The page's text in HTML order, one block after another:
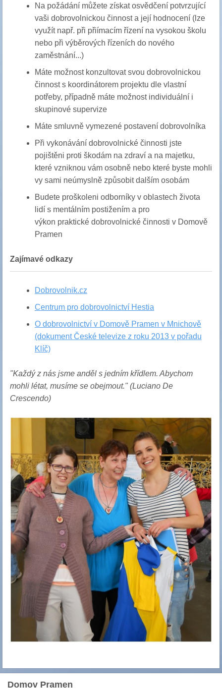
Na požádání můžete získat osvědčení potvrzující
vaši dobrovolnickou činnost a její hodnocení (lze
využít např. při přiímacím řízení na vysokou školu
nebo při výběrových řízeních do nového
zaměstnání...)
Máte možnost konzultovat svou dobrovolnickou
činnost s koordinátorem projektu dle vlastní
potřeby, případně máte možnost individuální i
skupinové supervize
Máte smluvně vymezené postavení dobrovolníka
Při vykonávání dobrovolnické činnosti jste
pojištěni proti škodám na zdraví a na majetku,
které vzniknou vám osobně nebo které byste mohli
vy sami neúmyslně způsobit dalším osobám
Budete proškoleni odborníky v oblastech života
lidí s mentálním postižením a pro
výkon praktické dobrovolnické činnosti v Domově
Pramen
Zajímavé odkazy
Dobrovolnik.cz
Centrum pro dobrovolnictví Hestia
O dobrovolnictví v Domově Pramen v Mnichově
(dokument České televize z roku 2013 v pořadu
Klíč)
"Každý z nás jsme anděl s jedním křídlem. Abychom
mohli létat, musíme se obejmout." (Luciano De
Crescendo)
Domov Pramen